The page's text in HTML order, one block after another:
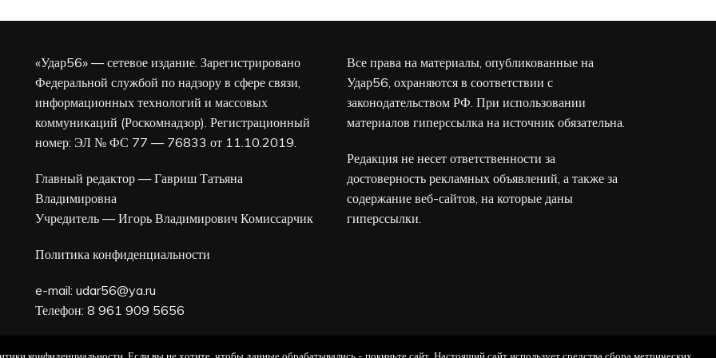
«Удар56» — сетевое издание. Зарегистрировано
Федеральной службой по надзору в сфере связи,
информационных технологий и массовых
коммуникаций (Роскомнадзор). Регистрационный
номер: ЭЛ № ФС 77 — 76833 от 11.10.2019.
Главный редактор — Гавриш Татьяна
Владимировна
Учредитель — Игорь Владимирович Комиссарчик
Политика конфиденциальности
e-mail: udar56@ya.ru
Телефон: 8 961 909 5656
Все права на материалы, опубликованные на
Удар56, охраняются в соответствии с
законодательством РФ. При использовании
материалов гиперссылка на источник обязательна.
Редакция не несет ответственности за
достоверность рекламных объявлений, а также за
содержание веб-сайтов, на которые даны
гиперссылки.